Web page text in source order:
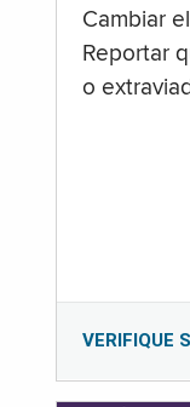
Cambiar
Reportar
o
VERIFIQUE